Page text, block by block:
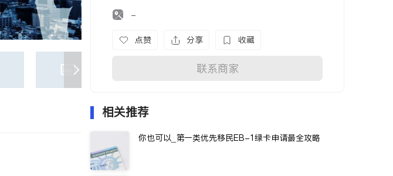
-
点赞 分享 收藏
联系商家
相关推荐
你也可以_第一类优先移民EB-1绿卡申请最全攻略